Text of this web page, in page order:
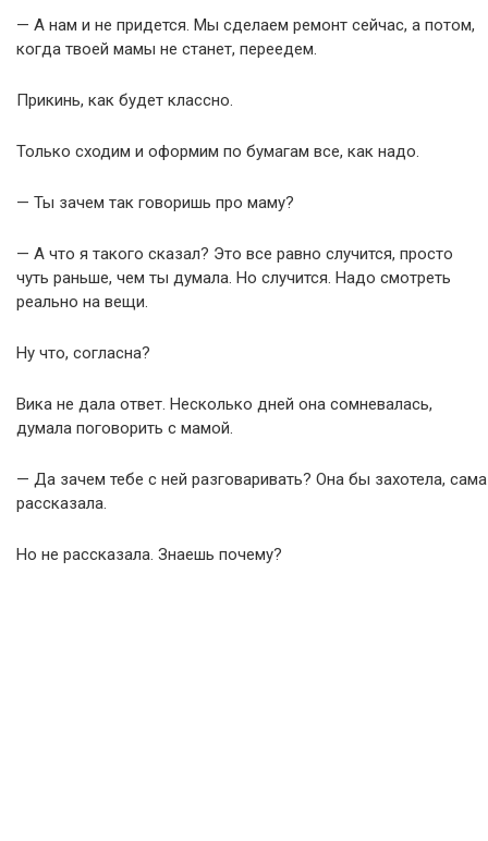
— А нам и не придется. Мы сделаем ремонт сейчас, а потом,
когда твоей мамы не станет, переедем.
Прикинь, как будет классно.
Только сходим и оформим по бумагам все, как надо.
— Ты зачем так говоришь про маму?
— А что я такого сказал? Это все равно случится, просто
чуть раньше, чем ты думала. Но случится. Надо смотреть
реально на вещи.
Ну что, согласна?
Вика не дала ответ. Несколько дней она сомневалась,
думала поговорить с мамой.
— Да зачем тебе с ней разговаривать? Она бы захотела, сама
рассказала.
Но не рассказала. Знаешь почему?